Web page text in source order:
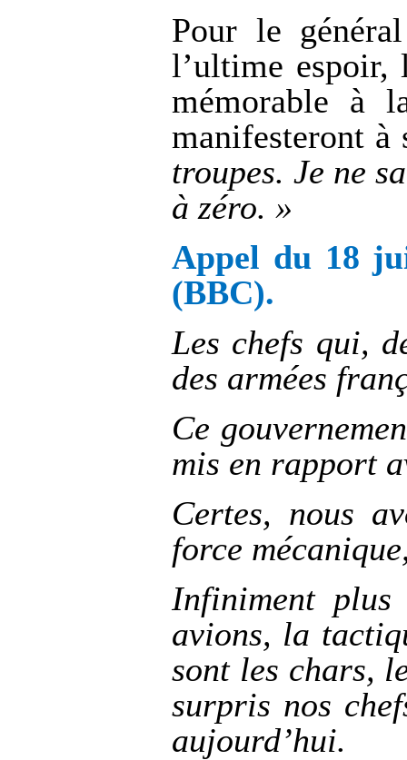
Pour le
l’ultime espoir,
mémorable à
manifesteront
troupes. Je ne
à zéro. »
Appel du 18
(BBC).
Les chefs qui,
des armées
Ce
mis en rapport
Certes, nous
force
Infiniment
avions, la
sont les chars,
surpris nos
aujourd’hui.